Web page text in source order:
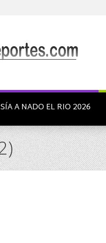
A NADO EL RIO 2026